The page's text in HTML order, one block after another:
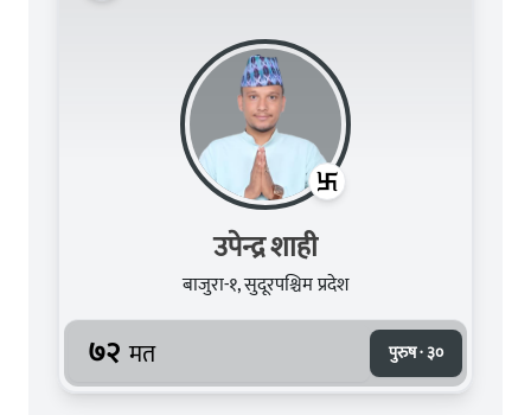
उपेन्द्र शाही
बाजुरा-१, सुदूरपश्चिम प्रदेश
७२ मत पुरुष · ३०